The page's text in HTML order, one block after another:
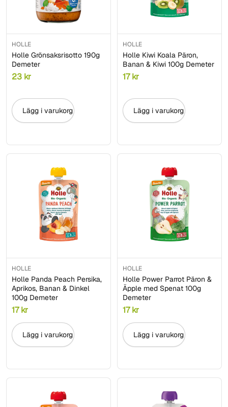
HOLLE
Holle Grönsaksrisotto 190g
Demeter
23 kr
Lägg i varukorg
HOLLE
Holle Kiwi Koala Päron,
Banan & Kiwi 100g Demeter
17kr
Lägg i varukorg
HOLLE
Holle Panda Peach Persika,
Aprikos, Banan & Dinkel
100g Demeter
17kr
Lägg i varukorg
HOLLE
Holle Power Parrot Päron &
Äpple med Spenat 100g
Demeter
17kr
Lägg i varukorg